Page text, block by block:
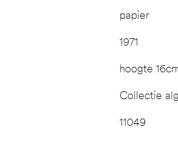
papier
1971
hoogte
Collectie
11049